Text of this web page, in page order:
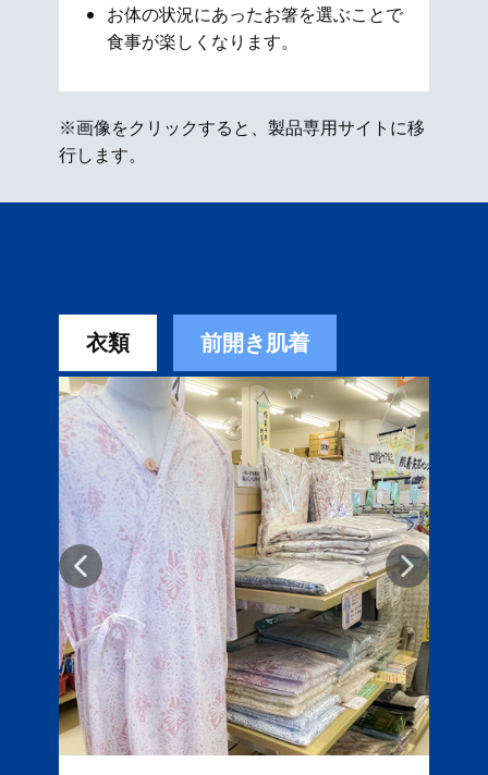
お体の状況にあったお箸を選ぶことで
食事が楽しくなります。
※画像をクリックすると、製品専用サイトに移
行します。
衣類 前開き肌着